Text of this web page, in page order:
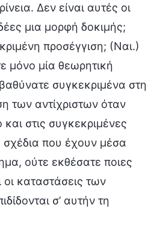
Δεν είναι αυτές οι
μια μορφή δοκιμής;
προσέγγιση; (Ναι.)
μόνο μία θεωρητική
συγκεκριμένα στη
των αντίχριστων όταν
στις συγκεκριμένες
σχέδια που έχουν μέσα
ούτε εκθέσατε ποιες
οι καταστάσεις των
σ’ αυτήν τη